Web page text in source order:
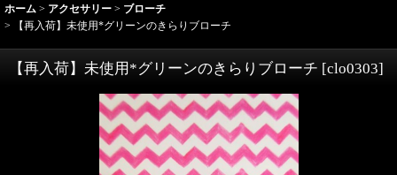
ホーム > アクセサリー > ブローチ
>
【再入荷】未使用*グリーンのきらりブローチ
【再入荷】未使用*グリーンのきらりブローチ [clo0303]